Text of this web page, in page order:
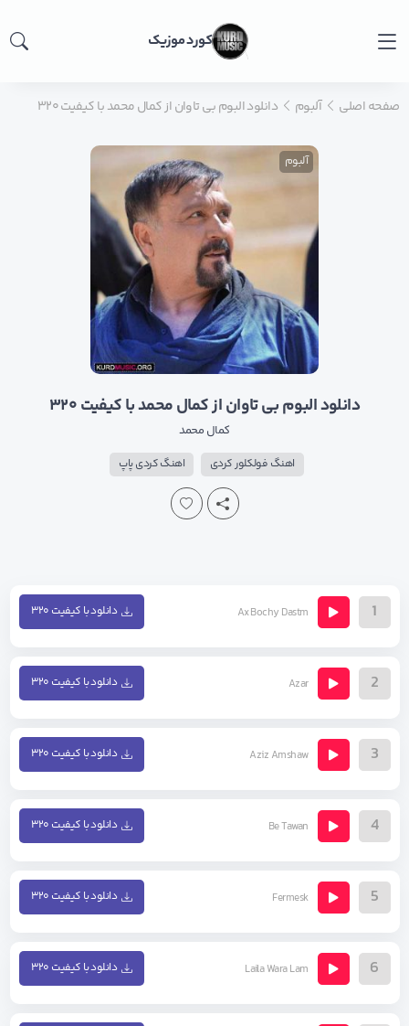
کورد موزیک
صفحه اصلی آلبوم دانلود البوم بی تاوان از کمال محمد با کیفیت ۳۲۰
آلبوم
دانلود البوم بی تاوان از کمال محمد با کیفیت ۳۲۰
کمال محمد
اهنگ فولکلور کردی اهنگ کردی پاپ
1
Ax Bochy Dastm دانلود با کیفیت ۳۲۰
2
Azar دانلود با کیفیت ۳۲۰
3
Aziz Amshaw دانلود با کیفیت ۳۲۰
4
Be Tawan دانلود با کیفیت ۳۲۰
5
Fermesk دانلود با کیفیت ۳۲۰
6
Laila Wara Lam دانلود با کیفیت ۳۲۰